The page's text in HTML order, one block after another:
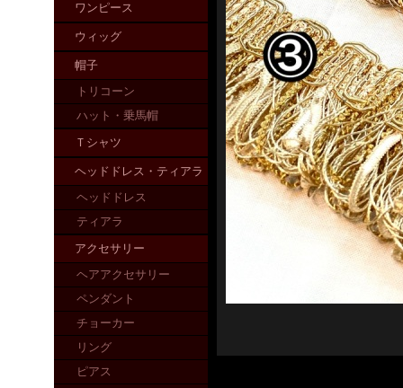
ワンピース
ウィッグ
帽子
トリコーン
ハット・乗馬帽
Ｔシャツ
ヘッドドレス・ティアラ
ヘッドドレス
ティアラ
アクセサリー
ヘアアクセサリー
ペンダント
チョーカー
リング
ピアス